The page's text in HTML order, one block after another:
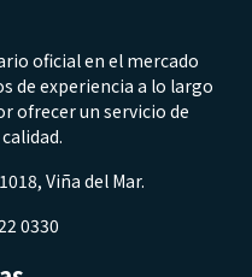
oficial en el mercado
de experiencia a lo largo
ofrecer un servicio de
Viña del Mar.
0330